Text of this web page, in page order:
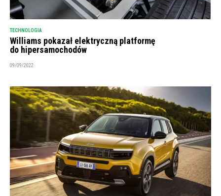
TECHNOLOGIA
Williams pokazał elektryczną platformę
do hipersamochodów
09/09/2022